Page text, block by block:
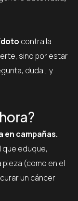
contra la
sino por estar
duda… y
en campañas.
que eduque,
(como en el
un cáncer